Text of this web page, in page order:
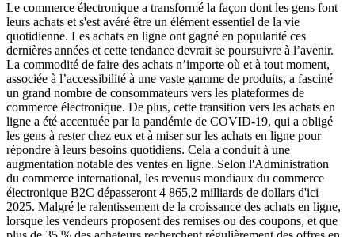
Le commerce électronique a transformé la façon dont les gens font
leurs achats et s'est avéré être un élément essentiel de la vie
quotidienne. Les achats en ligne ont gagné en popularité ces
dernières années et cette tendance devrait se poursuivre à l’avenir.
La commodité de faire des achats n’importe où et à tout moment,
associée à l’accessibilité à une vaste gamme de produits, a fasciné
un grand nombre de consommateurs vers les plateformes de
commerce électronique. De plus, cette transition vers les achats en
ligne a été accentuée par la pandémie de COVID-19, qui a obligé
les gens à rester chez eux et à miser sur les achats en ligne pour
répondre à leurs besoins quotidiens. Cela a conduit à une
augmentation notable des ventes en ligne. Selon l'Administration
du commerce international, les revenus mondiaux du commerce
électronique B2C dépasseront 4 865,2 milliards de dollars d'ici
2025. Malgré le ralentissement de la croissance des achats en ligne,
lorsque les vendeurs proposent des remises ou des coupons, et que